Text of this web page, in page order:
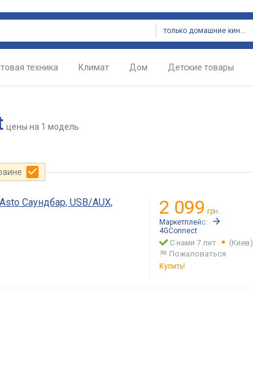
только домашние кинотеатры
техника Климат Дом Детские товары
цены на 1 модель
Саундбар, USB/AUX,
2 099 грн.
Маркетплейс:
Rozetka.ua
4GConnect
С нами 7 лет
(Киев)
Пожаловаться
Купить!